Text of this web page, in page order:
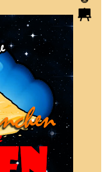
Faxen dicke
nicht mehr das,